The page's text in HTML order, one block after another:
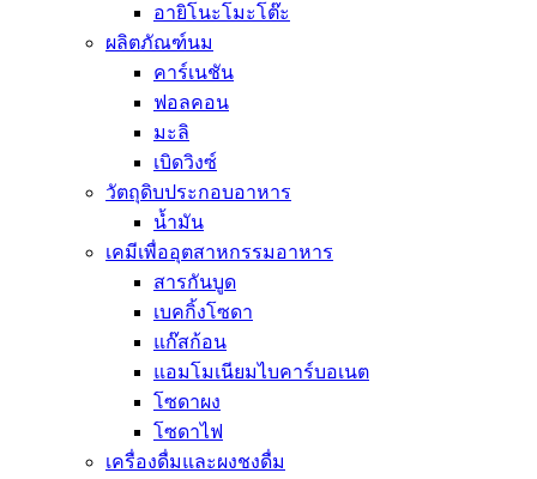
อายิโนะโมะโต๊ะ
ผลิตภัณฑ์นม
คาร์เนชัน
ฟอลคอน
มะลิ
เบิดวิงซ์
วัตถุดิบประกอบอาหาร
น้ำมัน
เคมีเพื่ออุตสาหกรรมอาหาร
สารกันบูด
เบคกิ้งโซดา
แก๊สก้อน
แอมโมเนียมไบคาร์บอเนต
โซดาผง
โซดาไฟ
เครื่องดื่มและผงชงดื่ม